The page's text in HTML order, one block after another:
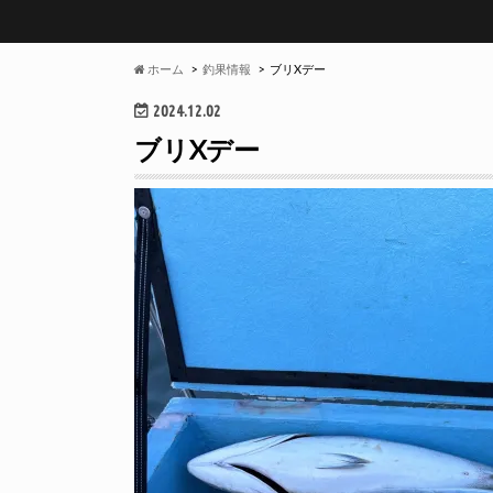
ホーム 釣果情報 ブリXデー
2024.12.02
ブリXデー